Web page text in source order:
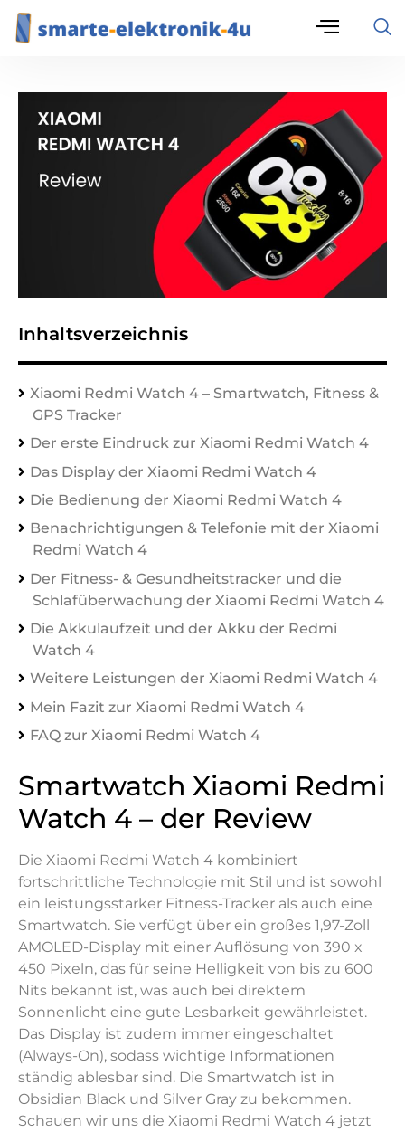
Inhaltsverzeichnis
Xiaomi Redmi Watch 4 – Smartwatch, Fitness &
GPS Tracker
Der erste Eindruck zur Xiaomi Redmi Watch 4
Das Display der Xiaomi Redmi Watch 4
Die Bedienung der Xiaomi Redmi Watch 4
Benachrichtigungen & Telefonie mit der Xiaomi
Redmi Watch 4
Der Fitness- & Gesundheitstracker und die
Schlafüberwachung der Xiaomi Redmi Watch 4
Die Akkulaufzeit und der Akku der Redmi
Watch 4
Weitere Leistungen der Xiaomi Redmi Watch 4
Mein Fazit zur Xiaomi Redmi Watch 4
FAQ zur Xiaomi Redmi Watch 4
Smartwatch Xiaomi Redmi
Watch 4 – der Review
Die Xiaomi Redmi Watch 4 kombiniert
fortschrittliche Technologie mit Stil und ist sowohl
ein leistungsstarker Fitness-Tracker als auch eine
Smartwatch. Sie verfügt über ein großes 1,97-Zoll
AMOLED-Display mit einer Auflösung von 390 x
450 Pixeln, das für seine Helligkeit von bis zu 600
Nits bekannt ist, was auch bei direktem
Sonnenlicht eine gute Lesbarkeit gewährleistet.
Das Display ist zudem immer eingeschaltet
(Always-On), sodass wichtige Informationen
ständig ablesbar sind. Die Smartwatch ist in
Obsidian Black und Silver Gray zu bekommen.
Schauen wir uns die Xiaomi Redmi Watch 4 jetzt